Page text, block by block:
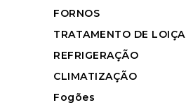
FORNOS
TRATAMENTO DE LOIÇA
REFRIGERAÇÃO
CLIMATIZAÇÃO
Fogões